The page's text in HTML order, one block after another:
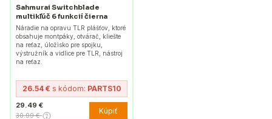
Sahmurai Switchblade
multikľúč 6 funkcií čierna
Náradie na opravu TLR plášťov, ktoré
obsahuje montpáky, otvárač, kliešte
na reťaz, úložisko pre spojku,
výstružník a vidlice pre TLR, nástroj
na reťaz.
26.54 € s kódom: PARTS10
29.49 €
30.99 € Kúpiť